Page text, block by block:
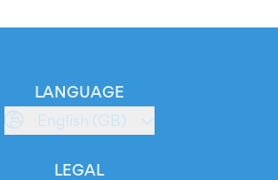
LANGUAGE
English (GB)
LEGAL